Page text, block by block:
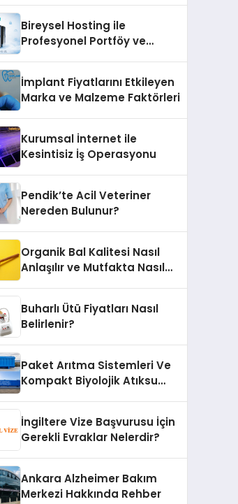
Bireysel Hosting ile
Profesyonel Portföy ve
İmplant Fiyatlarını Etkileyen
Marka ve Malzeme Faktörleri
Kurumsal İnternet ile
Kesintisiz İş Operasyonu
Pendik’te Acil Veteriner
Nereden Bulunur?
Organik Bal Kalitesi Nasıl
Anlaşılır ve Mutfakta Nasıl
Buharlı Ütü Fiyatları Nasıl
Belirlenir?
Paket Arıtma Sistemleri Ve
Kompakt Biyolojik Atıksu
İngiltere Vize Başvurusu İçin
Gerekli Evraklar Nelerdir?
Ankara Alzheimer Bakım
Merkezi Hakkında Rehber